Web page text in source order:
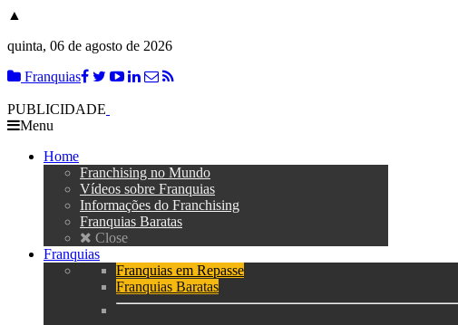
▲
quinta, 06 de agosto de 2026
Franquias
PUBLICIDADE
Menu
Home
Franchising no Mundo
Vídeos sobre Franquias
Informações do Franchising
Franquias Baratas
Close
Franquias
Franquias em Repasse
Franquias Baratas